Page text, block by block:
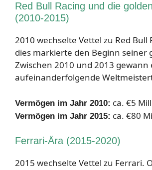
Red Bull Racing und die
(2010-2015)
2010 wechselte Vettel zu Red Bull
dies markierte den Beginn seiner
Zwischen 2010 und 2013 gewann
aufeinanderfolgende
Vermögen im Jahr 2010: ca. €5
Vermögen im Jahr 2015: ca. €80
Ferrari-Ära (2015-2020)
2015 wechselte Vettel zu Ferrari.